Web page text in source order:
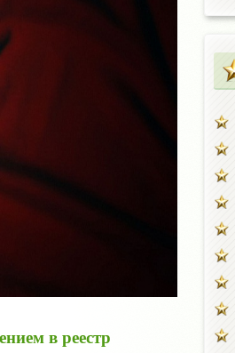
в реестр